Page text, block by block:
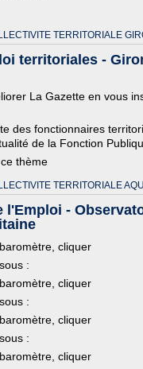
TERRITORIALE
territoriales -
La Gazette en vous
des fonctionnaires
de la Fonction
thème
TERRITORIALE
l'Emploi -
cliquer
:
cliquer
:
cliquer
:
cliquer